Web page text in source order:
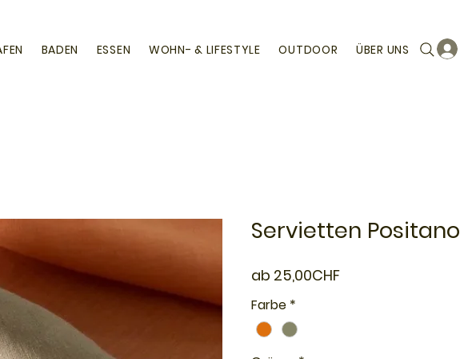
BADEN ESSEN WOHN- & LIFESTYLE OUTDOOR ÜBER UNS
Servietten Positano
ab 25,00CHFSale-
Farbe *